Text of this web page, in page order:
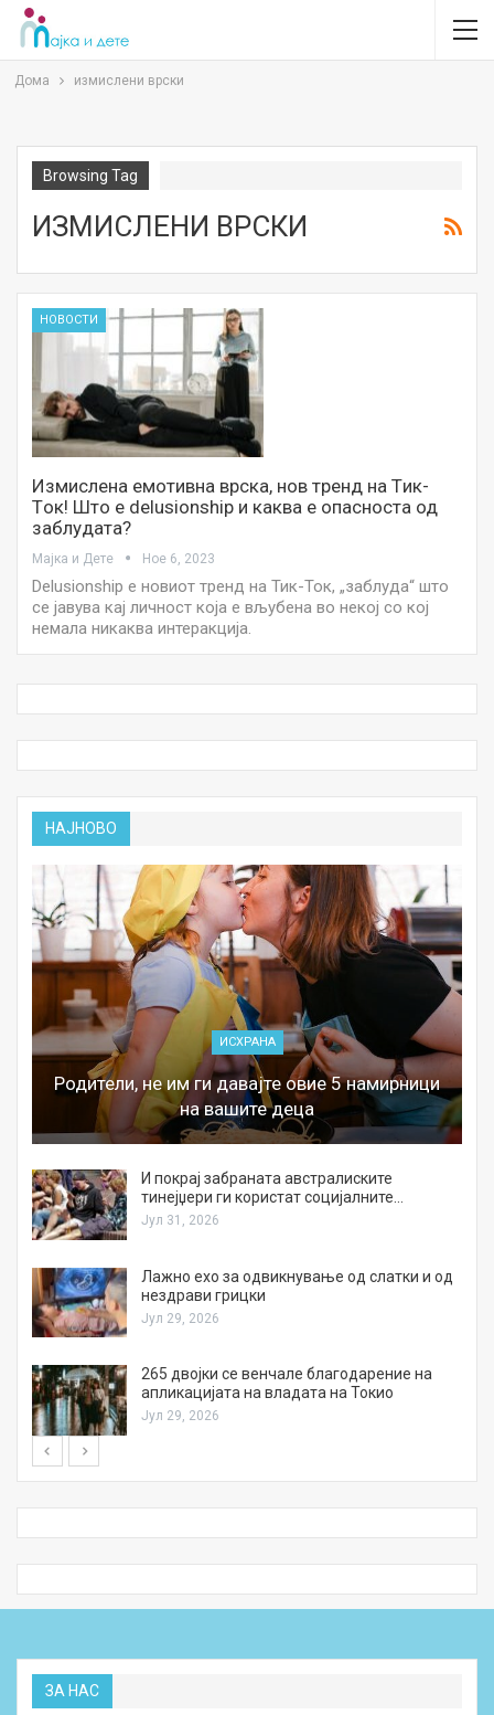
Дома измислени врски
Browsing Tag
ИЗМИСЛЕНИ ВРСКИ
НОВОСТИ
Измислена емотивна врска, нов тренд на Tик-
Tок! Што е delusionship и каква е опасноста од
заблудата?
Мајка и Дете Ное 6, 2023
Delusionship е новиот тренд на Тик-Ток, „заблуда“ што
се јавува кај личност која е вљубена во некој со кој
немала никаква интеракција.
НАЈНОВО
ИСХРАНА
Родители, не им ги давајте овие 5 намирници
на вашите деца
И покрај забраната австралиските
тинејџери ги користат социјалните…
Јул 31, 2026
Лажно ехо за одвикнување од слатки и од
нездрави грицки
Јул 29, 2026
265 двојки се венчале благодарение на
апликацијата на владата на Токио
Јул 29, 2026
ЗА НАС